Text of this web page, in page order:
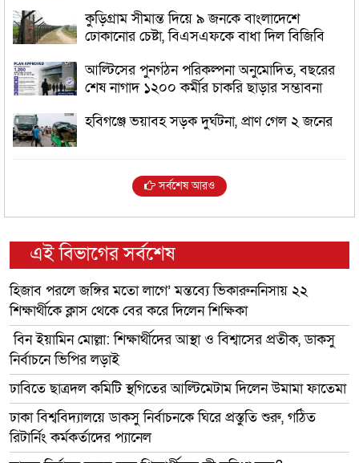
কুড়িগ্রাম সীমান্ত দিয়ে ৯ জনকে বাংলাদেশে
ঢোকানোর চেষ্টা, বিএসএফকে বাধা দিল বিজিবি
আল্টিসের পুনর্গঠন পরিকল্পনা অনুমোদিত, বছরের
শেষ নাগাদ ১২০০ কর্মীর চাকরি ছাড়ার সম্ভাবনা
হবিগঞ্জে ভয়াবহ সড়ক দুর্ঘটনা, প্রাণ গেল ২ জনের
সর্বশেষ আরও
এই বিভাগের সর্বশেষ
হিজাব পরলে জঙ্গির মতো লাগে’ মন্তব্যে ভিকারুননিসায় ২২
শিক্ষার্থীকে ক্লাস থেকে বের করে দিলেন শিক্ষিকা
️ বিন ইয়ামিন মোল্লা: শিক্ষার্থীদের আস্থা ও বিশ্বাসের প্রতীক, ডাকসু
নির্বাচনে ভিপির লড়াই
ঢাবিতে ছাত্রদল কমিটি স্থগিতের আল্টিমেটাম দিলেন উমামা ফাতেমা
ঢাকা বিশ্ববিদ্যালয়ে ডাকসু নির্বাচনকে ঘিরে প্রস্তুতি শুরু, গঠিত
রিটার্নিং কর্মকর্তাদের প্যানেল